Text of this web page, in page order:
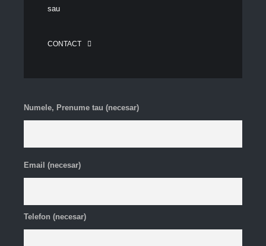
sau
CONTACT
Numele, Prenume tau (necesar)
Email (necesar)
Telefon (necesar)